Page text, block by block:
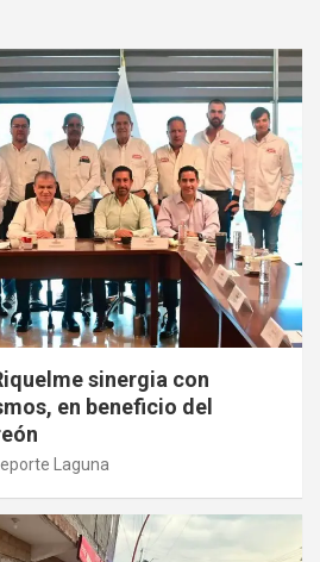
sinergia con
en beneficio del
Laguna